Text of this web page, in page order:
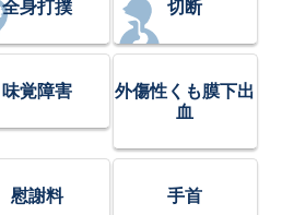
全身打撲 切断
味覚障害
外傷性くも膜下出
血
慰謝料 手首